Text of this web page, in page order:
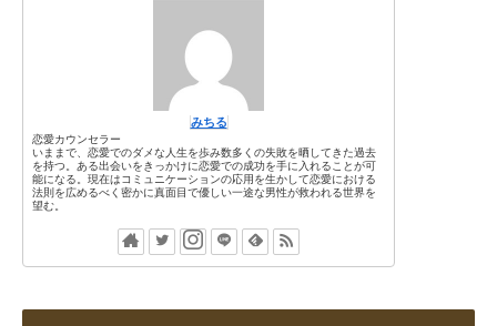
みちる
恋愛カウンセラー
いままで、恋愛でのダメな人生を歩み数多くの失敗を晒してきた過去
を持つ。ある出会いをきっかけに恋愛での成功を手に入れることが可
能になる。現在はコミュニケーションの応用を生かして恋愛における
法則を広めるべく密かに真面目で優しい一途な男性が救われる世界を
望む。